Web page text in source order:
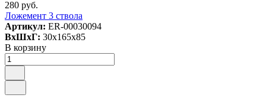
280 руб.
Ложемент 3 ствола
Артикул: ER-00030094
ВxШxГ: 30x165x85
В корзину